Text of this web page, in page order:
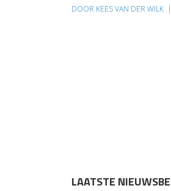
DOOR KEES VAN DER WILK |
LAATSTE